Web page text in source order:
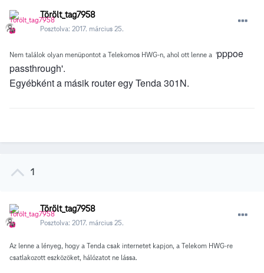
Törölt_tag7958
Posztolva: 2017. március 25.
Nem találok olyan menüpontot a Telekomos HWG-n, ahol ott lenne a 'pppoe
passthrough'.
Egyébként a másik router egy Tenda 301N.
1
Törölt_tag7958
Posztolva: 2017. március 25.
Az lenne a lényeg, hogy a Tenda csak internetet kapjon, a Telekom HWG-re
csatlakozott eszközöket, hálózatot ne lássa.